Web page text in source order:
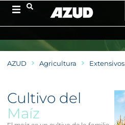
AZUD Agricultura Extensivos
Cultivo del
Maíz